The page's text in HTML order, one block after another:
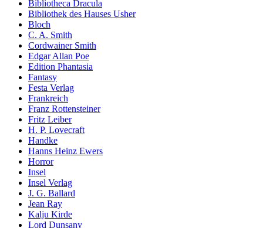
Bibliotheca Dracula
Bibliothek des Hauses Usher
Bloch
C. A. Smith
Cordwainer Smith
Edgar Allan Poe
Edition Phantasia
Fantasy
Festa Verlag
Frankreich
Franz Rottensteiner
Fritz Leiber
H. P. Lovecraft
Handke
Hanns Heinz Ewers
Horror
Insel
Insel Verlag
J. G. Ballard
Jean Ray
Kalju Kirde
Lord Dunsany